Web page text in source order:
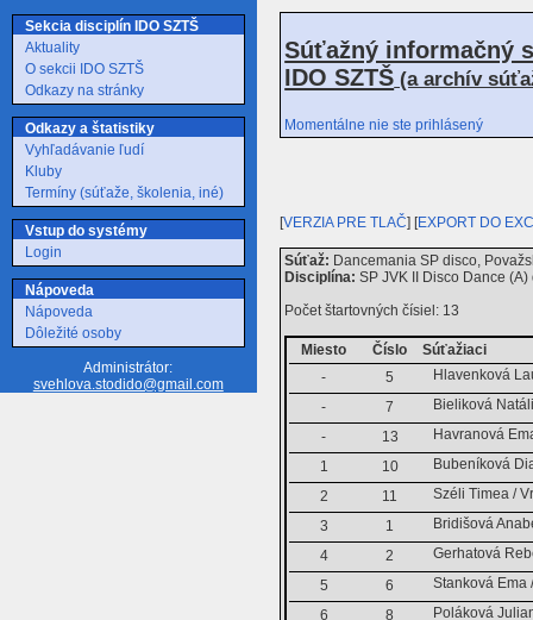
Sekcia disciplín IDO SZTŠ
Aktuality
O sekcii IDO SZTŠ
Odkazy na stránky
Odkazy a štatistiky
Vyhľadávanie ľudí
Kluby
Termíny (súťaže, školenia, iné)
Vstup do systémy
Login
Nápoveda
Nápoveda
Dôležité osoby
Administrátor:
svehlova.stodido@gmail.com
Súťažný informačný
IDO SZTŠ (a archív
Momentálne nie ste prihlásený
[VERZIA PRE TLAČ] [EXPORT DO
Súťaž: Dancemania SP disco,
Disciplína: SP JVK II Disco Dance (A)
Počet štartovných čísiel: 13
Miesto Číslo
Súťažiaci
-
5
Hlavenková
-
7
Bieliková
-
13
Havranová
1
10
Bubeníková
2
11
Széli Timea /
3
1
Bridišová
4
2
Gerhatová
5
6
Stanková Ema
6
8
Poláková